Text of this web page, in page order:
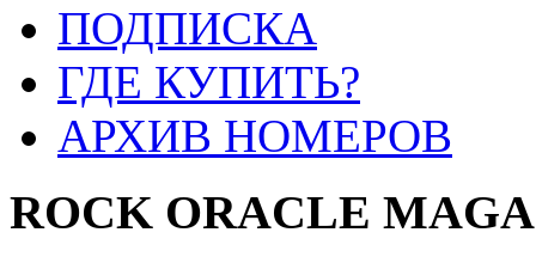
ПОДПИСКА
ГДЕ КУПИТЬ?
АРХИВ НОМЕРОВ
ROCK ORACLE